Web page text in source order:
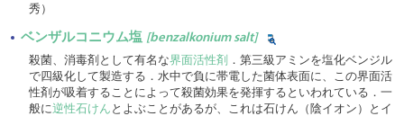
秀）
ベンザルコニウム塩 [benzalkonium salt]
殺菌、消毒剤として有名な界面活性剤 ．第三級アミンを塩化ベンジル
で四級化して製造する．水中で負に帯電した菌体表面に、この界面活
性剤が吸着することによって殺菌効果を発揮するといわれている．一
般に逆性石けん とよぶことがあるが、これは石けん（陰イオン）とイ